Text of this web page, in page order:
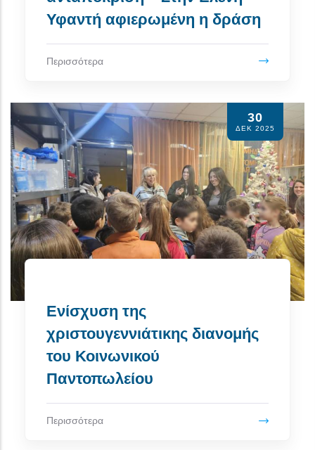
Υφαντή αφιερωμένη η δράση
Περισσότερα
30
ΔΕΚ 2025
Ενίσχυση της
χριστουγεννιάτικης διανομής
του Κοινωνικού
Παντοπωλείου
Περισσότερα